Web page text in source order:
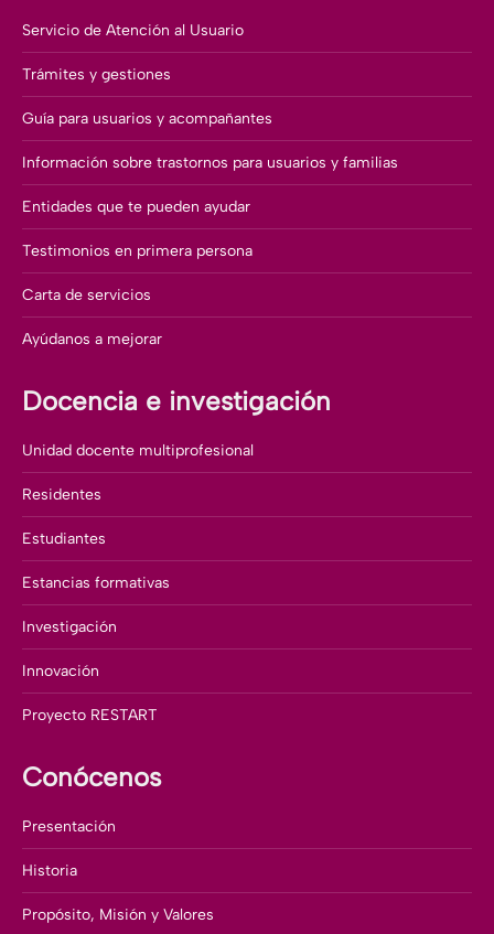
Servicio de Atención al Usuario
Trámites y gestiones
Guía para usuarios y acompañantes
Información sobre trastornos para usuarios y familias
Entidades que te pueden ayudar
Testimonios en primera persona
Carta de servicios
Ayúdanos a mejorar
Docencia e investigación
Unidad docente multiprofesional
Residentes
Estudiantes
Estancias formativas
Investigación
Innovación
Proyecto RESTART
Conócenos
Presentación
Historia
Propósito, Misión y Valores